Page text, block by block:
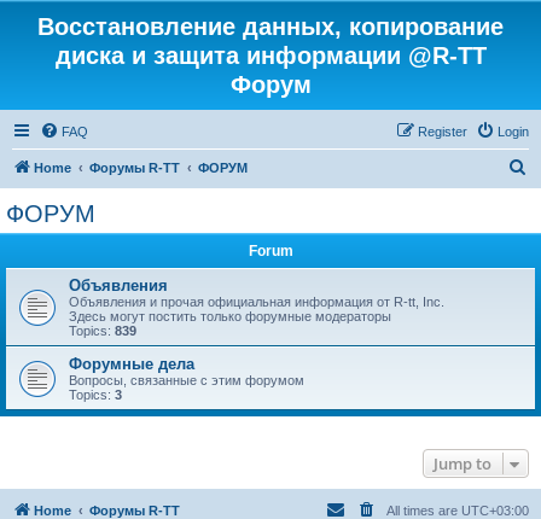
Восстановление данных, копирование
диска и защита информации @R-TT
Форум
FAQ Login
Register
Home Форумы R-TT ФОРУМ
ФОРУМ
Forum
Объявления
Объявления и прочая официальная информация от R-tt, Inc.
Здесь могут постить только форумные модераторы
Topics: 839
Форумные дела
Вопросы, связанные с этим форумом
Topics: 3
Jump to
Home Форумы R-TT All times are UTC+03:00